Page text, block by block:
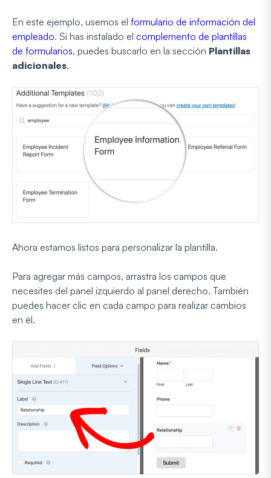
En este ejemplo, usemos el formulario de información del
empleado. Si has instalado el complemento de plantillas
de formularios, puedes buscarlo en la sección Plantillas
adicionales.
Ahora estamos listos para personalizar la plantilla.
Para agregar más campos, arrastra los campos que
necesites del panel izquierdo al panel derecho. También
puedes hacer clic en cada campo para realizar cambios
en él.